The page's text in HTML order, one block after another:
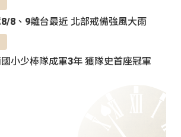
8、9離台最近 北部戒備強風大雨
小少棒隊成軍3年 獲隊史首座冠軍